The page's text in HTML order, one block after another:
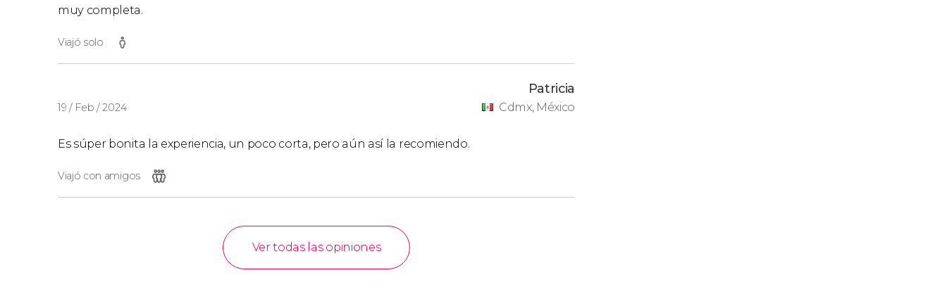
muy completa.
Viajó solo
19 / Feb / 2024
Patricia
Cdmx, México
Es súper bonita la experiencia, un poco corta, pero aún así la recomiendo.
Viajó con amigos
Ver todas las opiniones